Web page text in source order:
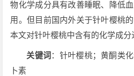
物化学成分具有改善睡眠、降低
用。但目前国内外关于针叶樱桃
本文对针叶樱桃中含有的化学成分
关键词 ：针叶樱桃；黄酮类
卜素